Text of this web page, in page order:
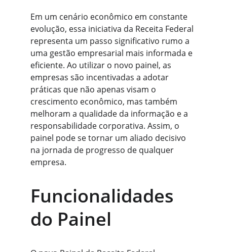
Em um cenário econômico em constante
evolução, essa iniciativa da Receita Federal
representa um passo significativo rumo a
uma gestão empresarial mais informada e
eficiente. Ao utilizar o novo painel, as
empresas são incentivadas a adotar
práticas que não apenas visam o
crescimento econômico, mas também
melhoram a qualidade da informação e a
responsabilidade corporativa. Assim, o
painel pode se tornar um aliado decisivo
na jornada de progresso de qualquer
empresa.
Funcionalidades
do Painel